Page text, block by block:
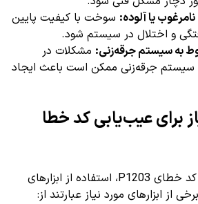
یا آلوده: سوخت با کیفیت پایین
و اختلال در سیستم شود.
به سیستم جرقه‌زنی: مشکلات در
سیستم جرقه‌زنی ممکن است باعث ایجاد
برای عیب‌یابی کد خطا
با کد خطای P1203، استفاده از ابزارهای
ابزارهای مورد نیاز عبارتند از: